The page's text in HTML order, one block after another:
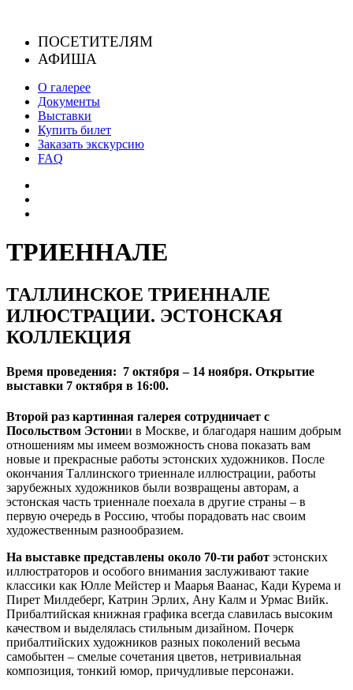
contentПОСЕТИТЕЛЯМ
АФИША
О галерее
Документы
Выставки
Купить билет
Заказать экскурсию
FAQ
ТРИЕННАЛЕ
ТАЛЛИНСКОЕ ТРИЕННАЛЕ
ИЛЮСТРАЦИИ. ЭСТОНСКАЯ
КОЛЛЕКЦИЯ
Время проведения: 7 октября – 14 ноября. Открытие
выставки 7 октября в 16:00.
Второй раз картинная галерея сотрудничает с
Посольством Эстонии в Москве, и благодаря нашим добрым
отношениям мы имеем возможность снова показать вам
новые и прекрасные работы эстонских художников. После
окончания Таллинского триеннале иллюстрации, работы
зарубежных художников были возвращены авторам, а
эстонская часть триеннале поехала в другие страны – в
первую очередь в Россию, чтобы порадовать нас своим
художественным разнообразием.
На выставке представлены около 70-ти работ эстонских
иллюстраторов и особого внимания заслуживают такие
классики как Юлле Мейстер и Маарья Ваанас, Кади Курема и
Пирет Милдеберг, Катрин Эрлих, Ану Калм и Урмас Вийк.
Прибалтийская книжная графика всегда славилась высоким
качеством и выделялась стильным дизайном. Почерк
прибалтийских художников разных поколений весьма
самобытен – смелые сочетания цветов, нетривиальная
композиция, тонкий юмор, причудливые персонажи.